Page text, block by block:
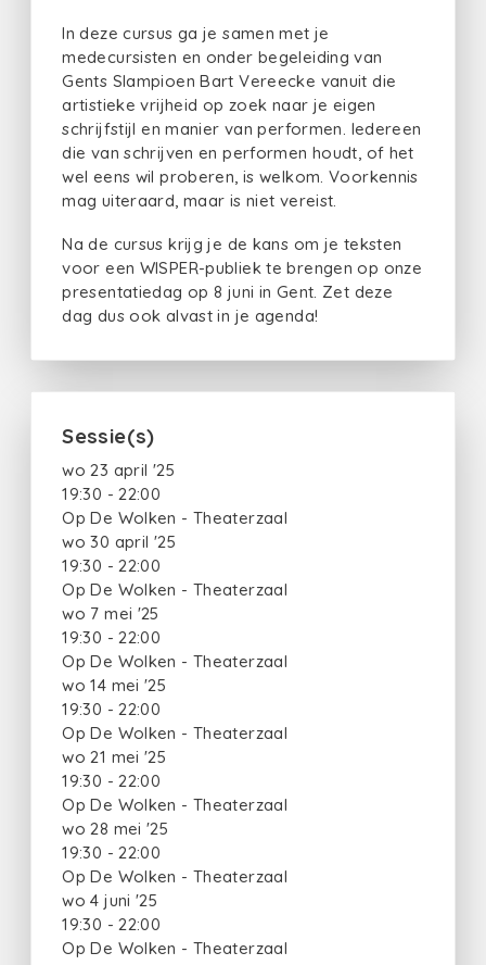
In deze cursus ga je samen met je
medecursisten en onder begeleiding van
Gents Slampioen Bart Vereecke vanuit die
artistieke vrijheid op zoek naar je eigen
schrijfstijl en manier van performen. Iedereen
die van schrijven en performen houdt, of het
wel eens wil proberen, is welkom. Voorkennis
mag uiteraard, maar is niet vereist.
Na de cursus krijg je de kans om je teksten
voor een WISPER-publiek te brengen op onze
presentatiedag op 8 juni in Gent. Zet deze
dag dus ook alvast in je agenda!
Sessie(s)
wo 23 april '25
19:30 - 22:00
Op De Wolken - Theaterzaal
wo 30 april '25
19:30 - 22:00
Op De Wolken - Theaterzaal
wo 7 mei '25
19:30 - 22:00
Op De Wolken - Theaterzaal
wo 14 mei '25
19:30 - 22:00
Op De Wolken - Theaterzaal
wo 21 mei '25
19:30 - 22:00
Op De Wolken - Theaterzaal
wo 28 mei '25
19:30 - 22:00
Op De Wolken - Theaterzaal
wo 4 juni '25
19:30 - 22:00
Op De Wolken - Theaterzaal